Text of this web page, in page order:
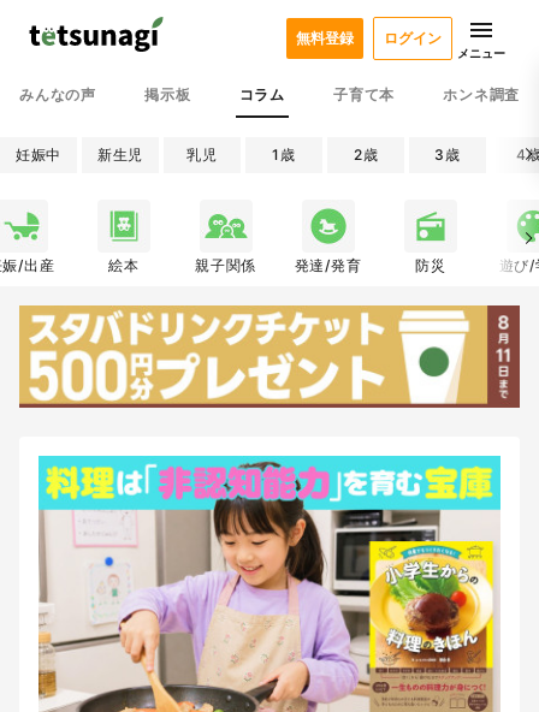
みんなの声 掲示板 コラム 子育て本 ホンネ調査
無料登録 ログイン
メニュー
妊娠中 新生児 乳児 1歳 2歳 3歳 4
娠/出産 絵本 親子関係 発達/発育 防災 遊び/